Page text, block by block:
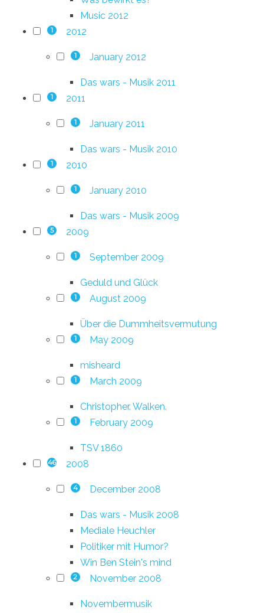
Music 2012
1 2012
1 January 2012
Das wars - Musik 2011
1 2011
1 January 2011
Das wars - Musik 2010
1 2010
1 January 2010
Das wars - Musik 2009
5 2009
1 September 2009
Geduld und Glück
1 August 2009
Über die Dummheitsvermutung
1 May 2009
misheard
1 March 2009
Christopher. Walken.
1 February 2009
TSV 1860
46 2008
4 December 2008
Das wars - Musik 2008
Mediale Heuchler
Politiker mit Humor?
Win Ben Stein's mind
2 November 2008
Novembermusik